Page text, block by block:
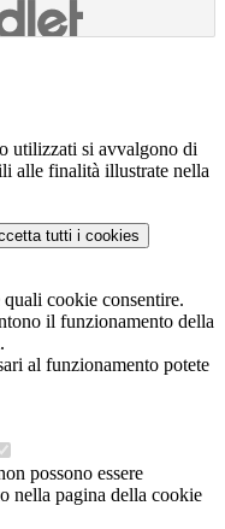
utilizzati si avvalgono di
alle finalità illustrate nella
tutti i cookies
quali cookie consentire.
il funzionamento della
al funzionamento potete
possono essere
nella pagina della cookie